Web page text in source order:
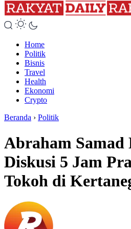
Home
Politik
Bisnis
Travel
Health
Ekonomi
Crypto
Beranda › Politik
Abraham Samad
Diskusi 5 Jam
Tokoh di